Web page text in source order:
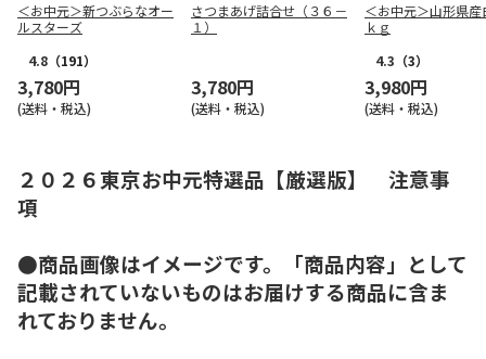
＜お中元＞新つぶらなオー
ルスターズ
4.8 （191）
3,780円
(送料・税込)
さつまあげ詰合せ（３６－
１）
3,780円
(送料・税込)
＜お中元＞山形県産
ｋｇ
4.3 （3）
3,980円
(送料・税込)
２０２６東京お中元特選品【厳選版】 注意事
項
●商品画像はイメージです。「商品内容」として
記載されていないものはお届けする商品に含ま
れておりません。